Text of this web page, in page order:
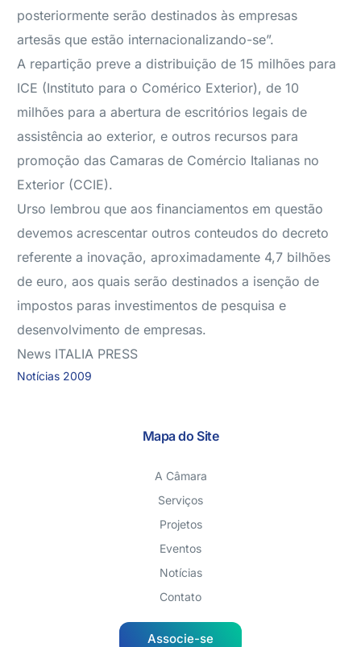
posteriormente serão destinados às empresas
artesãs que estão internacionalizando-se”.
A repartição preve a distribuição de 15 milhões para
ICE (Instituto para o Comérico Exterior), de 10
milhões para a abertura de escritórios legais de
assistência ao exterior, e outros recursos para
promoção das Camaras de Comércio Italianas no
Exterior (CCIE).
Urso lembrou que aos financiamentos em questão
devemos acrescentar outros conteudos do decreto
referente a inovação, aproximadamente 4,7 bilhões
de euro, aos quais serão destinados a isenção de
impostos paras investimentos de pesquisa e
desenvolvimento de empresas.
News ITALIA PRESS
Notícias 2009
Mapa do Site
A Câmara
Serviços
Projetos
Eventos
Notícias
Contato
Associe-se